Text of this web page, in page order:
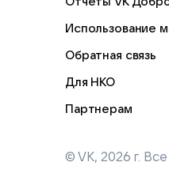
Использование
Обратная связь
Для НКО
Партнерам
© VK, 2026 г.